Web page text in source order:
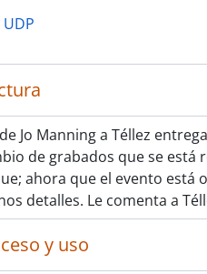
Jo Manning a Téllez
de grabados que se está
ahora que el evento está
detalles. Le comenta a
y uso